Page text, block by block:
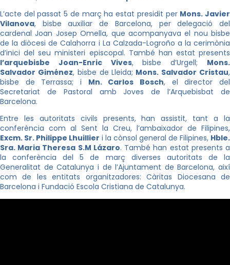
L’acte del passat 5 de març ha estat presidit per Mons. Javier
Vilanova, bisbe auxiliar de Barcelona, per delegació del
cardenal Joan Josep Omella, que acompanyava el nou bisbe
de la diòcesi de Calahorra i La Calzada-Logroño a la cerimònia
d’inici del seu ministeri episcopal. També han estat presents
l’arquebisbe Joan-Enric Vives, bisbe d’Urgell; Mons.
Salvador Giménez, bisbe de Lleida; Mons. Salvador Cristau,
bisbe de Terrassa; i Mn. Carlos Bosch, el director del
Secretariat de Pastoral amb Joves de l’Arquebisbat de
Barcelona.
Entre les autoritats civils presents, han assistit, tant a la
conferència com al Sent la Creu, l’ambaixador de Filipines,
Excm. Sr. Philippe Lhuillier i la cònsol general de Filipines, Hble.
Sra. Maria Theresa S.M Lázaro. També han estat presents a
la conferència del 5 de març diverses autoritats de la
Generalitat de Catalunya i de l’Ajuntament de Barcelona, així
com de les entitats organitzadores: Càritas Diocesana de
Barcelona i Fundació Escola Cristiana de Catalunya.